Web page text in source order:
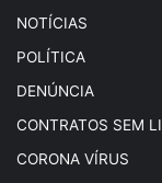
NOTÍCIAS
POLÍTICA
DENÚNCIA
CONTRATOS SEM
CORONA VÍRUS